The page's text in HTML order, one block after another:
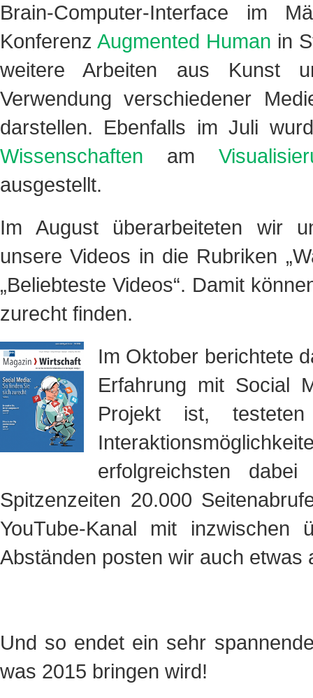
Brain-Computer-Interface im
Konferenz Augmented Human in
weitere Arbeiten aus Kunst
Verwendung verschiedener
darstellen. Ebenfalls im Juli
Wissenschaften am
ausgestellt.
Im August überarbeiteten wir
unsere Videos in die Rubriken
„Beliebteste Videos“. Damit
zurecht finden.
Im Oktober berichtete
Erfahrung mit Social
Projekt ist,
erfolgreichsten
Spitzenzeiten 20.000
YouTube-Kanal mit inzwischen
Abständen posten wir auch
Und so endet ein sehr
was 2015 bringen wird!